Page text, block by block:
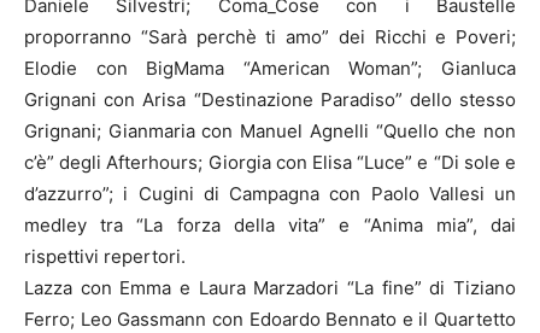
Daniele Silvestri; Coma_Cose con i Baustelle
proporranno “Sarà perchè ti amo” dei Ricchi e Poveri;
Elodie con BigMama “American Woman”; Gianluca
Grignani con Arisa “Destinazione Paradiso” dello stesso
Grignani; Gianmaria con Manuel Agnelli “Quello che non
c’è” degli Afterhours; Giorgia con Elisa “Luce” e “Di sole e
d’azzurro”; i Cugini di Campagna con Paolo Vallesi un
medley tra “La forza della vita” e “Anima mia”, dai
rispettivi repertori.
Lazza con Emma e Laura Marzadori “La fine” di Tiziano
Ferro; Leo Gassmann con Edoardo Bennato e il Quartetto